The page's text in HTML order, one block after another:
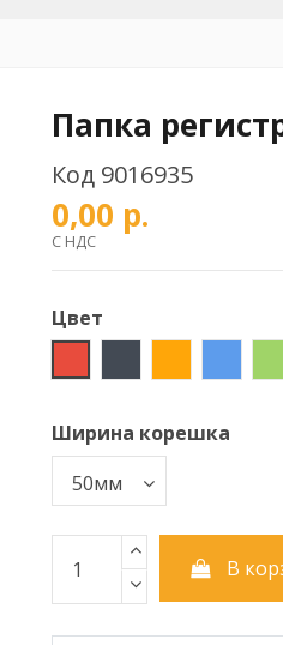
Папка
Код 9016935
0,00 р.
С НДС
Цвет
Ширина корешка
В